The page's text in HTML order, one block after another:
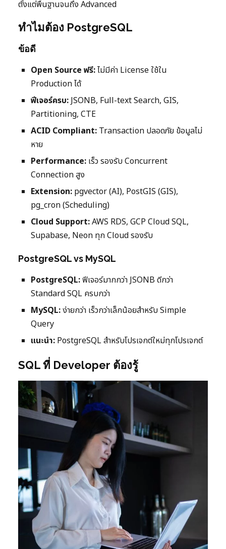
ตั้งแต่พื้นฐานจนถึง Advanced
ทำไมต้อง PostgreSQL
ข้อดี
Open Source ฟรี:ไม่มีค่า License ใช้ใน
Production ได้
ฟีเจอร์ครบ: JSONB, Full-text Search, GIS,
Partitioning, CTE
ACID Compliant: Transaction ปลอดภัย ข้อมูลไม่
หาย
Performance: เร็ว รองรับ Concurrent
Connection สูง
Extension: pgvector (AI), PostGIS (GIS),
pg_cron (Scheduling)
Cloud Support:AWS RDS, GCP Cloud SQL,
Supabase, Neon ทุก Cloud รองรับ
PostgreSQL vs MySQL
PostgreSQL:ฟีเจอร์มากกว่า JSONB ดีกว่า
Standard SQL ครบกว่า
MySQL:ง่ายกว่า เร็วกว่าเล็กน้อยสำหรับ Simple
Query
แนะนำ: PostgreSQL สำหรับโปรเจกต์ใหม่ทุกโปรเจกต์
SQL ที่ Developer ต้องรู้